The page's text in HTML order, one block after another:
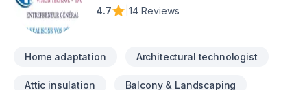
4.7
14 Reviews
Home adaptation Architectural technologist
Attic insulation Balcony & Landscaping